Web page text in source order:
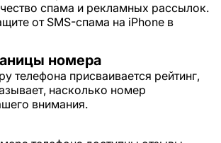
спама и рекламных рассылок.
от SMS-спама на iPhone в
номера
телефона присваивается рейтинг,
насколько номер
внимания.